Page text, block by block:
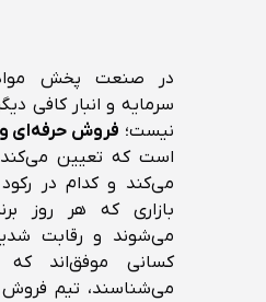
در صنعت پخش
سرمایه و انبار کافی
نیست؛ فروش حرفه‌ای و
است که تعیین
می‌کند و کدام در
بازاری که هر روز
می‌شوند و رقابت
کسانی موفق‌اند که
می‌شناسند، تیم فروش